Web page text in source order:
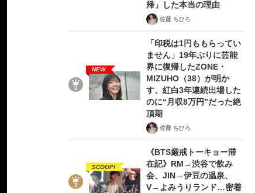
帰」した本当の理由
佐藤 ちひろ
NEW
「印税は1円ももらってい
ません」19年ぶりに芸能
界に復帰したZONE・
MIZUHO（38）が明か
す、紅白3年連続出場した
のに“月収8万円”だった絶
頂期
佐藤 ちひろ
SCOOP!
《BTS厳戒トーキョー滞
在記》RM→渋谷で飲み
会、JIN→伊豆の温泉、
V→よみうりランド…密着